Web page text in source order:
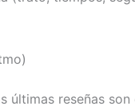
últimas reseñas son